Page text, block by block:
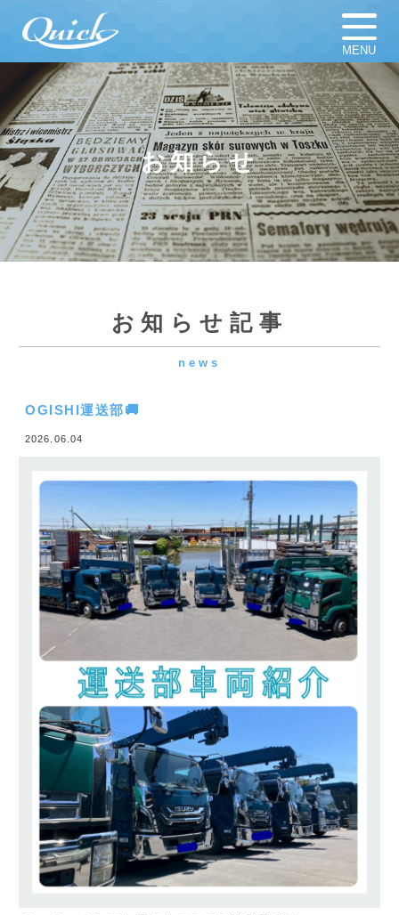
ホーム 足場材販売
足場材買取 足場材リース
仮設計画図 お知らせ
足場資材 新着新品／中古資材一覧
会社概要 採用情報
お知らせ
お知らせ記事
news
3t・6t・10t車を保有するOGISHI運送部！
全車両ユニック車のため、
現場への資材搬入・搬出もお任せください🎉
写真のようにトラックが並んでいる姿は迫力満点⚡
…でも、こうして見ると
「今日はどこの現場に行く？」
「準備はOK？」
なんてトラック同士でお話しているようにも見えてき
ますね( ´艸｀)
私たち運送部は、安全第一でお客様のもとへ資材をお
届けしています！
運搬に関するご相談やご依頼がございましたら、お気
軽にお問い合わせください☎